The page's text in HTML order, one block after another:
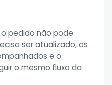
pedido não pode
ser atualizado, os
e o
o mesmo fluxo da